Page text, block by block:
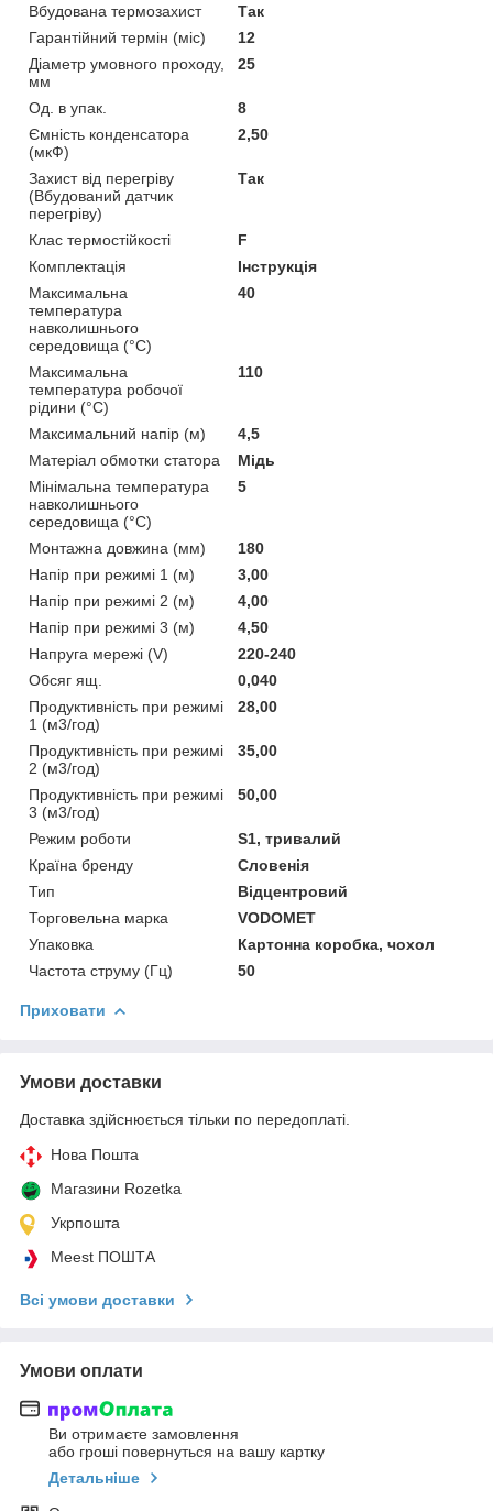
Вбудована термозахист
Так
Гарантійний термін (міс)
12
Діаметр умовного проходу,
мм
25
Од. в упак.
8
Ємність конденсатора
(мкФ)
2,50
Захист від перегріву
(Вбудований датчик
перегріву)
Так
Клас термостійкості
F
Комплектація
Інструкція
Максимальна
температура
навколишнього
середовища (°С)
40
Максимальна
температура робочої
рідини (°С)
110
Максимальний напір (м)
4,5
Матеріал обмотки статора
Мідь
Мінімальна температура
навколишнього
середовища (°С)
5
Монтажна довжина (мм)
180
Напір при режимі 1 (м)
3,00
Напір при режимі 2 (м)
4,00
Напір при режимі 3 (м)
4,50
Напруга мережі (V)
220-240
Обсяг ящ.
0,040
Продуктивність при режимі
1 (м3/год)
28,00
Продуктивність при режимі
2 (м3/год)
35,00
Продуктивність при режимі
3 (м3/год)
50,00
Режим роботи
S1, тривалий
Країна бренду
Словенія
Тип
Відцентровий
Торговельна марка
VODOMET
Упаковка
Картонна коробка, чохол
Частота струму (Гц)
50
Приховати
Умови доставки
Доставка здійснюється тільки по передоплаті.
Нова Пошта
Магазини Rozetka
Укрпошта
Meest ПОШТА
Всі умови доставки
Умови оплати
Ви отримаєте замовлення
або гроші повернуться на вашу картку
Детальніше